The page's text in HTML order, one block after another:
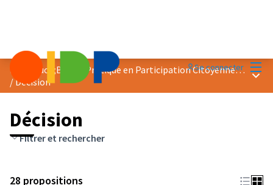
Se connecter
Prix &quot;Bonne Pratique en Participation Citoyenne&quot; 2023
/Décision
Décision
Filtrer et rechercher
28 propositions